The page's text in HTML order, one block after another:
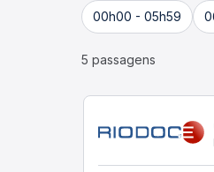
00h00 - 05h59
5 passagens